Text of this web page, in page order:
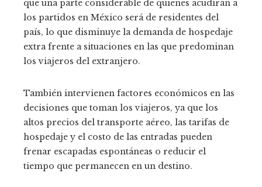
que una parte considerable de quienes acudirán a
los partidos en México será de residentes del
país, lo que disminuye la demanda de hospedaje
extra frente a situaciones en las que predominan
los viajeros del extranjero.
También intervienen factores económicos en las
decisiones que toman los viajeros, ya que los
altos precios del transporte aéreo, las tarifas de
hospedaje y el costo de las entradas pueden
frenar escapadas espontáneas o reducir el
tiempo que permanecen en un destino.